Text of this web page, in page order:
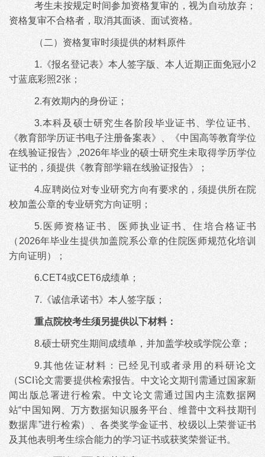
考生未按规定时间参加资格复审的，视为自动放弃；
资格复审不合格者，取消其面谈、面试资格。
（二）资格复审时须提供的材料原件
1.《报名登记表》本人签字版、本人近期正面免冠小2
寸蓝底彩照2张；
2.有效期内的身份证；
3.本科及硕士研究生各阶段毕业证书、学位证书、
《教育部学历证书电子注册备案表》、《中国高等教育学位
在线验证报告》,2026年毕业的硕士研究生未取得学历学位
证书的，须提供《教育部学籍在线验证报告》；
4.应聘岗位对专业研究方向有要求的，须提供所在院
校加盖公章的专业研究方向证明；
5.医师资格证书、医师执业证书、住培合格证书
（2026年毕业生提供加盖院系公章的住院医师规范化培训
方向证明）；
6.CET4或CET6成绩单；
7.《诚信承诺书》本人签字版；
重点院校考生须另提供以下材料：
8.硕士研究生期间成绩单，并加盖学校或学院公章；
9.其他佐证材料：已经见刊或者录用的科研论文
（SCI论文需要提供检索报告。中文论文期刊需通过国家新
闻出版总署进行检索。中文论文需通过国内主流数据网
站“中国知网、万方数据知识服务平台、维普中文科技期刊
数据库”进行检索）、各类奖学金证书、校级以上荣誉证书
及其他表明考生综合能力的学习证书或获奖荣誉证书。